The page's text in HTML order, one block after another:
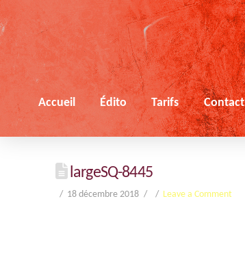
Accueil Édito Tarifs Contact
largeSQ-8445
18 décembre 2018 Leave a Comment